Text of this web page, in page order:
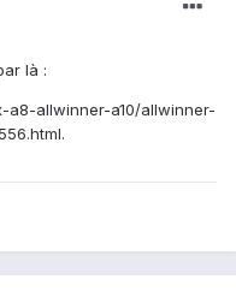
là :
allwinner-a10/allwinner-